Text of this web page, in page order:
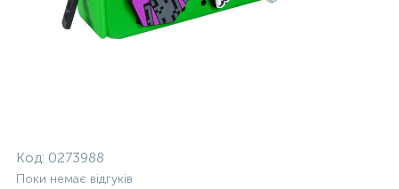
Код: 0273988
Поки немає відгуків